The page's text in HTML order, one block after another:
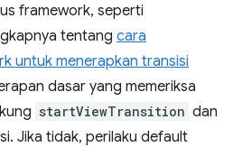
framework, seperti
tentang cara
untuk menerapkan transisi
dasar yang memeriksa
startViewTransition dan
Jika tidak, perilaku default